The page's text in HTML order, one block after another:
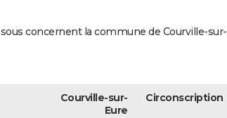
concernent la commune de Courville-sur-
Courville-sur-
Eure
Circonscription